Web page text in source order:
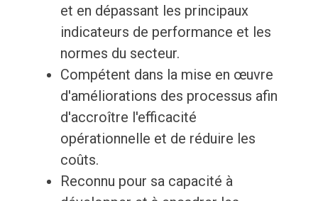
et en dépassant les principaux
indicateurs de performance et les
normes du secteur.
Compétent dans la mise en œuvre
d'améliorations des processus afin
d'accroître l'efficacité
opérationnelle et de réduire les
coûts.
Reconnu pour sa capacité à